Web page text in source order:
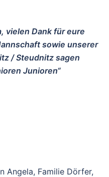
vielen Dank für eure
sowie unserer
/ Steudnitz sagen
Junioren“
Angela, Familie Dörfer,